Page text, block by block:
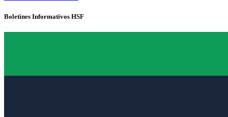
Boletines Informativos HSF